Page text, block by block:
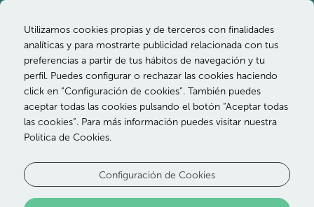
Desayuno
Comience el día con un desayuno buffet
continental, con cocina en vivo, en nuestro
Utilizamos cookies propias y de terceros con finalidades
analíticas y para mostrarte publicidad relacionada con tus
preferencias a partir de tus hábitos de navegación y tu
perfil. Puedes configurar o rechazar las cookies haciendo
click en “Configuración de cookies”. También puedes
aceptar todas las cookies pulsando el botón “Aceptar todas
las cookies”. Para más información puedes visitar nuestra
Politica de Cookies.
Configuración de Cookies